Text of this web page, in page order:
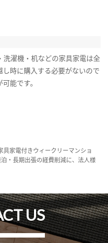
洗濯機・机などの家具家電は全
し時に購入する必要がないので
能です。
家電付きウィークリーマンショ
・長期出張の経費削減に、法人様
US